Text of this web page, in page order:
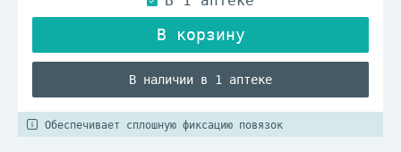
В наличии в 1 аптеке
Обеспечивает сплошную фиксацию повязок